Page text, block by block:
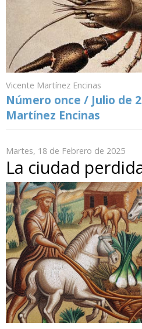
Vicente Martínez Encinas
Número once / Julio de
Martínez Encinas
Martes, 18 de Febrero de 2025
La ciudad